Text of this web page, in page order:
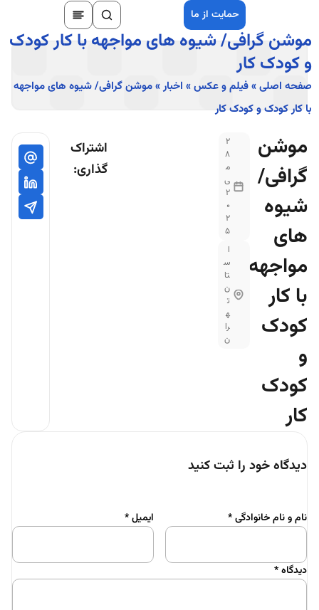
حمایت از ما
موشن گرافی/ شیوه های مواجهه با کار کودک
و کودک کار
صفحه اصلی»فیلم و عکس» اخبار»موشن گرافی/ شیوه های مواجهه
با کار کودک و کودک کار
موشن
گرافی/
شیوه
های
مواجهه
با کار
کودک
و
کودک
کار
2
8
م
ی
2
0
2
5
ا
س
تا
ن
ت
ه
را
ن
اشتراک
گذاری:
دیدگاه خود را ثبت کنید
دیدگاه*
نام و نام خانوادگی* ایمیل*